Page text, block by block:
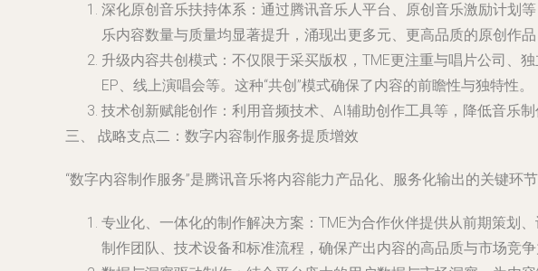
深化原创音乐扶持体系 ：通过腾讯音乐人平台、原创音乐激励计划
乐内容数量与质量均显著提升，涌现出更多元、更高品质的原创作品
升级内容共创模式 ：不仅限于采买版权，TME更注重与唱片公司、
EP、线上演唱会等。这种“共创”模式确保了内容的前瞻性与独特性。
技术创新赋能创作 ：利用音频技术、AI辅助创作工具等，降低音乐
三、 战略支点二：数字内容制作服务提质增效
“数字内容制作服务”是腾讯音乐将内容能力产品化、服务化输出的关键环
专业化、一体化的制作解决方案 ：TME为合作伙伴提供从前期策划
制作团队、技术设备和标准流程，确保产出内容的高品质与市场竞争